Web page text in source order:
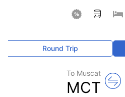
Round Trip
To Muscat
MCT